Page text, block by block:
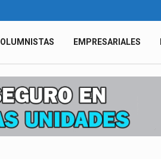
EMPRESARIALES